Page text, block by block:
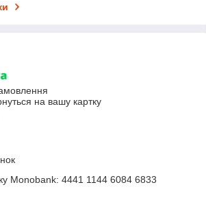
на вашу картку
Monobank: 4441 1144 6084 6833